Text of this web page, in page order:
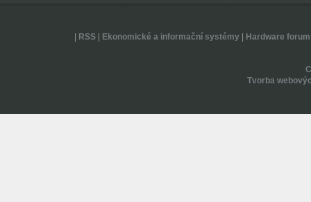
RSS| Ekonomické a informační systémy| Hardware forum
Tvorba